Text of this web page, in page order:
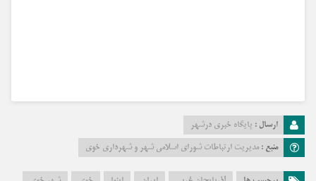
ارسال : پایگاه خبری درشهر
منبع : مدیریت ارتباطات شورای اسلامی شهر و شهرداری خوی